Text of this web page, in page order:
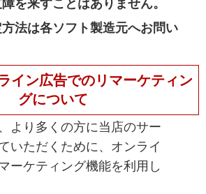
を来すことはありません。
法は各ソフト製造元へお問い
イン広告でのリマーケティン
グについて
より多くの方に当店のサー
いただくために、オンライ
ーケティング機能を利用し